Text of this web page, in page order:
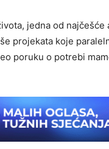
jedna od
projekata koje
poruku o potrebi